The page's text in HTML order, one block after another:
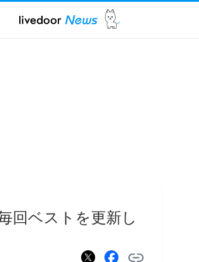
回ベストを更新し